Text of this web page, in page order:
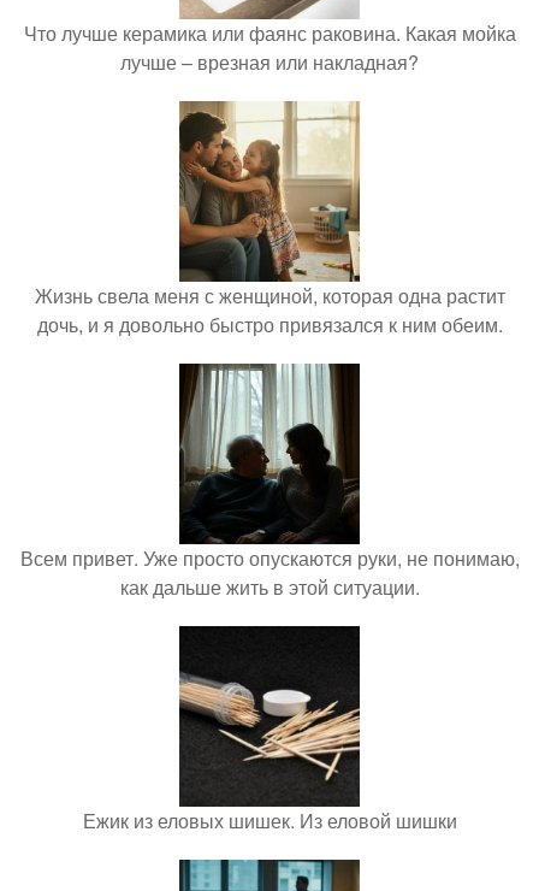
Что лучше керамика или фаянс раковина. Какая мойка
лучше – врезная или накладная?
Жизнь свела меня с женщиной, которая одна растит
дочь, и я довольно быстро привязался к ним обеим.
Всем привет. Уже просто опускаются руки, не понимаю,
как дальше жить в этой ситуации.
Ежик из еловых шишек. Из еловой шишки